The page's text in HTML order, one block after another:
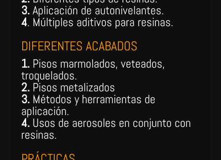
3.Aplicación de autonivelantes.
4. Múltiples aditivos para resinas.
DIFERENTES ACABADOS
1.Pisos marmolados, veteados,
troquelados.
2.Pisos metalizados
3.Métodos y herramientas de
aplicación.
4.Usos de aerosoles en conjunto con
resinas.